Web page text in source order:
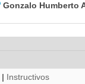
Gonzalo Humberto
| Instructivos